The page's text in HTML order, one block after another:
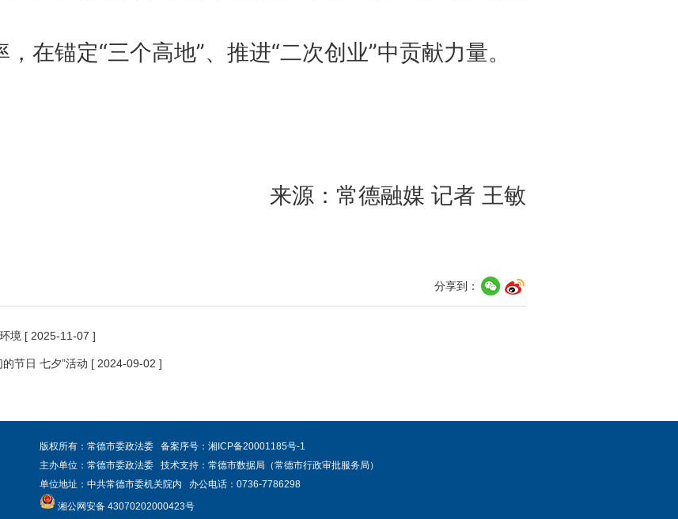
在锚定“三个高地”、推进“二次创业”中贡献力量。
来源：常德融媒 记者 王敏
分享到：
境 [ 2025-11-07 ]
节日 七夕”活动 [ 2024-09-02 ]
版权所有：常德市委政法委 备案序号： 湘ICP备20001185号-1
主办单位：常德市委政法委 技术支持：常德市数据局（常德市行政审批服务局）
单位地址：中共常德市委机关院内 办公电话：0736-7786298
湘公网安备 43070202000423号